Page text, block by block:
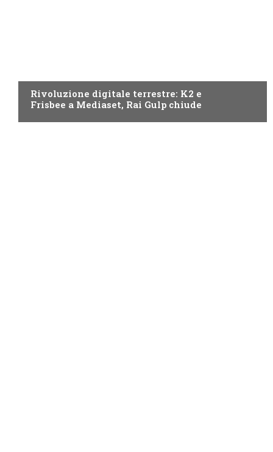
Rivoluzione digitale terrestre: K2 e
Frisbee a Mediaset, Rai Gulp chiude